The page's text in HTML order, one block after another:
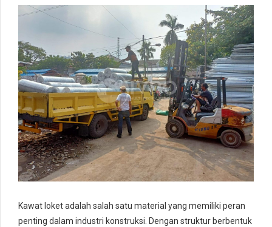
Kawat loket adalah salah satu material yang memiliki peran
penting dalam industri konstruksi. Dengan struktur berbentuk